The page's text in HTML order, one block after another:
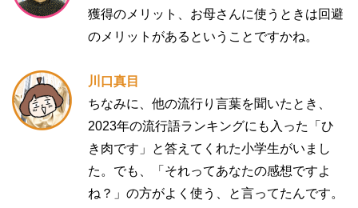
獲得のメリット、お母さんに使うときは回避
のメリットがあるということですかね。
川口真目
ちなみに、他の流行り言葉を聞いたとき、
2023年の流行語ランキングにも入った「ひ
き肉です」と答えてくれた小学生がいまし
た。でも、「それってあなたの感想ですよ
ね？」の方がよく使う、と言ってたんです。